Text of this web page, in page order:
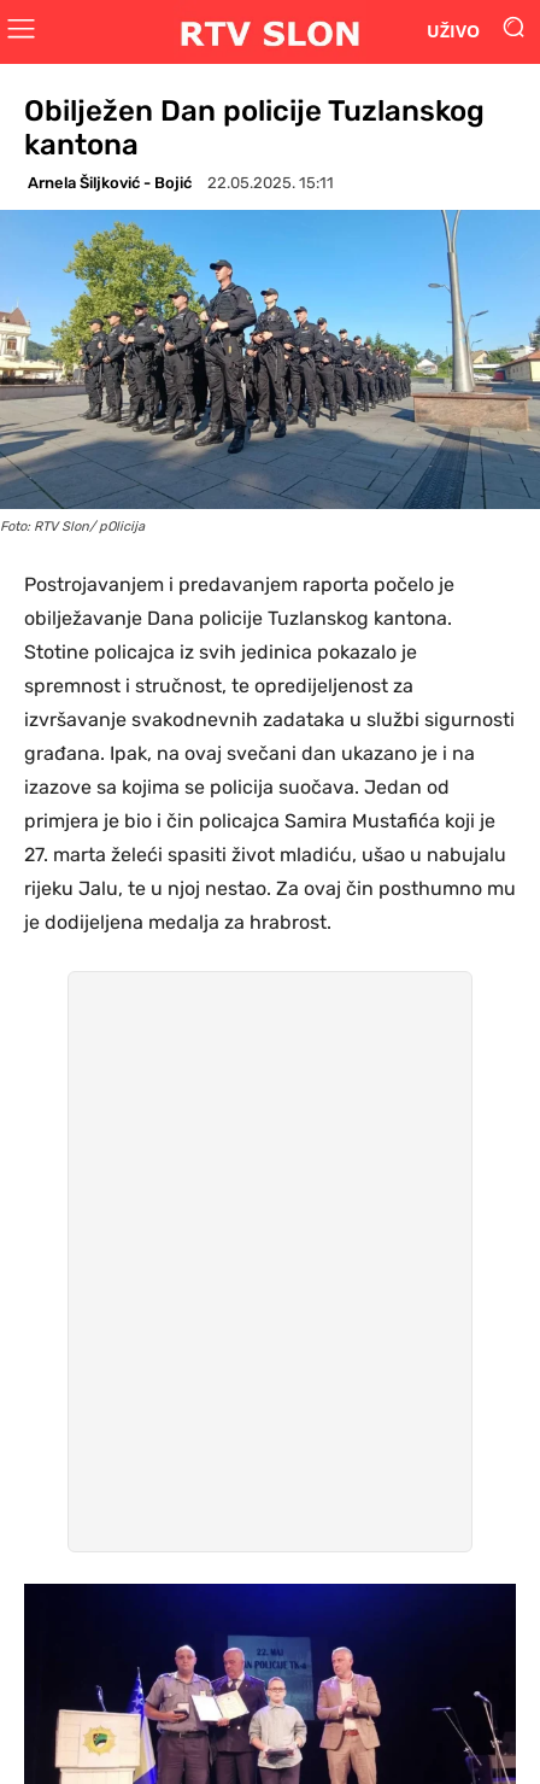
UŽIVO
Obilježen Dan policije Tuzlanskog
kantona
Arnela Šiljković - Bojić 22.05.2025. 15:11
Foto: RTV Slon/ pOlicija
Postrojavanjem i predavanjem raporta počelo je
obilježavanje Dana policije Tuzlanskog kantona.
Stotine policajca iz svih jedinica pokazalo je
spremnost i stručnost, te opredijeljenost za
izvršavanje svakodnevnih zadataka u službi sigurnosti
građana. Ipak, na ovaj svečani dan ukazano je i na
izazove sa kojima se policija suočava. Jedan od
primjera je bio i čin policajca Samira Mustafića koji je
27. marta želeći spasiti život mladiću, ušao u nabujalu
rijeku Jalu, te u njoj nestao. Za ovaj čin posthumno mu
je dodijeljena medalja za hrabrost.